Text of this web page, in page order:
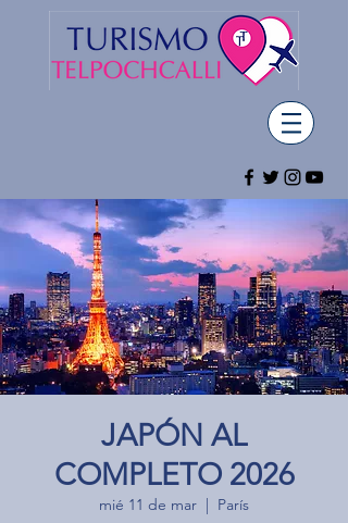
JAPÓN AL
COMPLETO 2026
mié 11 de mar
  |
París